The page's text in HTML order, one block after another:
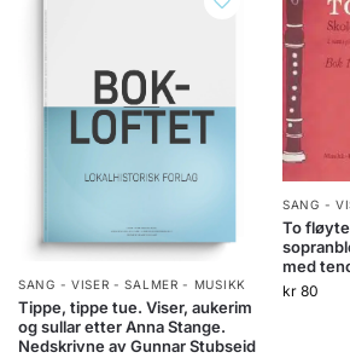
SANG - VISER - SALMER - MUSIKK
Tippe, tippe tue. Viser, aukerim
og sullar etter Anna Stange.
Nedskrivne av Gunnar Stubseid
SANG -
To
med
kr 80